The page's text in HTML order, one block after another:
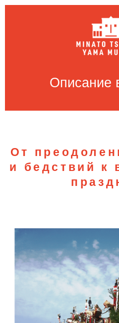
Описание
От
и бедствий к